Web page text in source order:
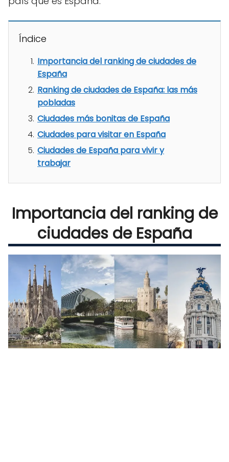
Índice
Importancia del ranking de ciudades de
España
Ranking de ciudades de España: las más
pobladas
Ciudades más bonitas de España
Ciudades para visitar en España
Ciudades de España para vivir y
trabajar
Importancia del ranking de
ciudades de España